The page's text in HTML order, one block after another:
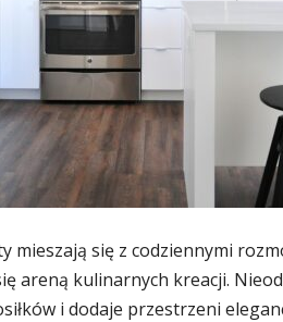
mieszają się z codziennymi
areną kulinarnych kreacji.
i dodaje przestrzeni